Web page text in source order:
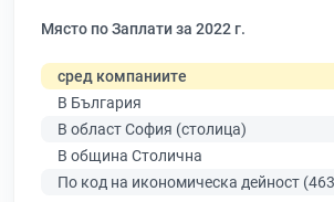
Място по Заплати за 2022 г.
сред компаниите
В България
В област София (столица)
В община Столична
По код на икономическа дейност